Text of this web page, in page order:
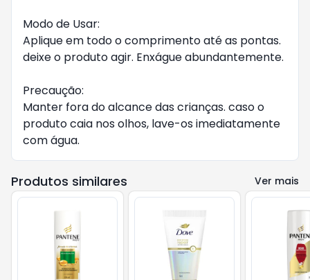
Modo de Usar:
Aplique em todo o comprimento até as pontas.
deixe o produto agir. Enxágue abundantemente.
Precaução:
Manter fora do alcance das crianças. caso o
produto caia nos olhos, lave-os imediatamente
com água.
Produtos similares Ver mais